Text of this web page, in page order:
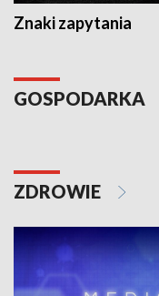
Znaki zapytania
GOSPODARKA
ZDROWIE